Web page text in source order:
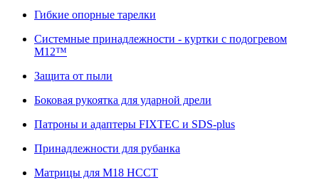
Гибкие опорные тарелки
Системные принадлежности - куртки с подогревом
M12™
Защита от пыли
Боковая рукоятка для ударной дрели
Патроны и адаптеры FIXTEC и SDS-plus
Принадлежности для рубанка
Матрицы для M18 HCCT